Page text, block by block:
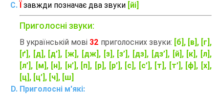
завжди позначає два звуки [йі]
Приголосні звуки:
В українській мові 32 приголосних звуки: [б], [в], [г],
[ґ], [д], [д’], [ж], [дж], [з], [з’], [дз], [дз’], [й], [к], [л],
[л’], [м], [н], [н’], [п], [р], [р’], [с], [с’], [т], [т’], [ф], [х],
[ц], [ц’], [ч], [ш]
Приголосні м'які: